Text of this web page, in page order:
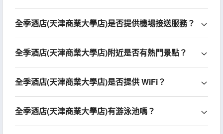
全季酒店(天津商業大學店)是否提供機場接送服務？
全季酒店(天津商業大學店)附近是否有熱門景點？
全季酒店(天津商業大學店)是否提供 WiFi？
全季酒店(天津商業大學店)有游泳池嗎？